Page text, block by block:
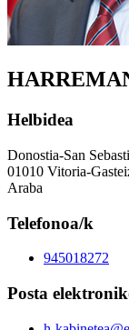
Helbidea
Donostia-San
01010 Vitoria-
Araba
Telefonoa/k
945018272
Posta